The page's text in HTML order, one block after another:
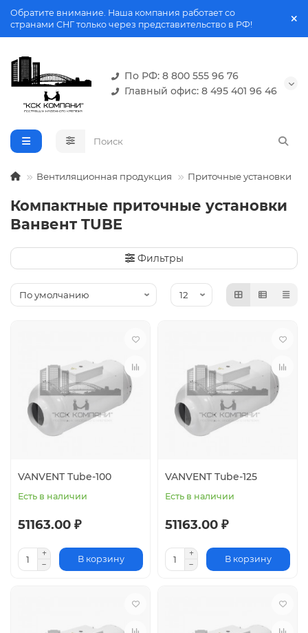
Обратите внимание. Наша компания работает со
странами СНГ только через представительство в РФ!
По РФ: 8 800 555 96 76
Главный офис: 8 495 401 96 46
Вентиляционная продукция Приточные установки
Компактные приточные установки
Ванвент TUBE
Фильтры
VANVENT Tube-100
Есть в наличии
51163.00 ₽
В корзину
VANVENT Tube-125
Есть в наличии
51163.00 ₽
В корзину